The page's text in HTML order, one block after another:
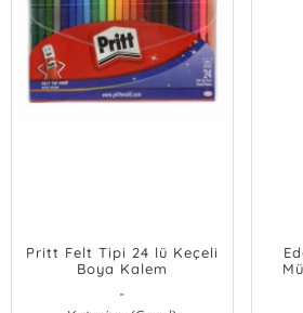
Pritt Felt Tipi 24 lü Keçeli
Boya Kalem
-